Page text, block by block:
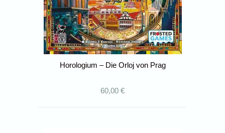
Horologium – Die Orloj von Prag
60,00 €